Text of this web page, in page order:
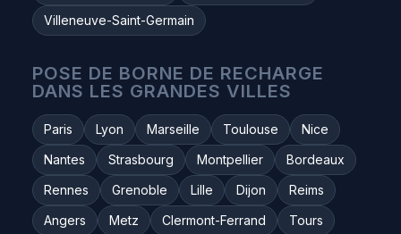
Villeneuve-Saint-Germain
POSE DE BORNE DE RECHARGE
DANS LES GRANDES VILLES
Paris Lyon Marseille Toulouse
Nice
Nantes
Strasbourg Montpellier
Bordeaux
Rennes
Grenoble Lille Dijon
Reims
Angers
Metz Clermont-Ferrand
Tours